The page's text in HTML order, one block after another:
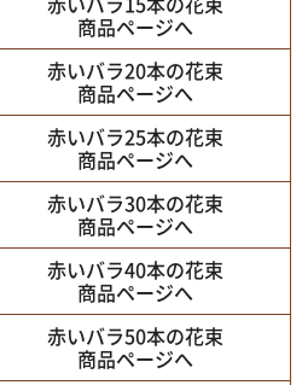
商品ページへ
赤いバラ20本の花束
商品ページへ
赤いバラ25本の花束
商品ページへ
赤いバラ30本の花束
商品ページへ
赤いバラ40本の花束
商品ページへ
赤いバラ50本の花束
商品ページへ